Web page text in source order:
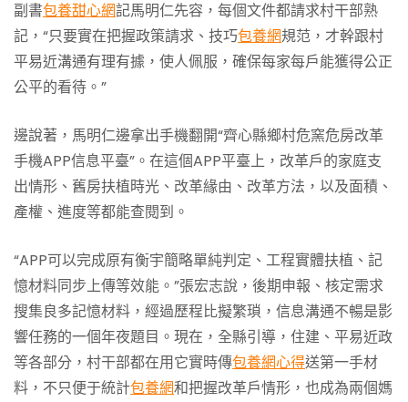
副書包養甜心網記馬明仁先容，每個文件都請求村干部熟
記，“只要實在把握政策請求、技巧包養網規范，才幹跟村
平易近溝通有理有據，使人佩服，確保每家每戶能獲得公正
公平的看待。”
邊說著，馬明仁邊拿出手機翻開“齊心縣鄉村危窯危房改革
手機APP信息平臺”。在這個APP平臺上，改革戶的家庭支
出情形、舊房扶植時光、改革緣由、改革方法，以及面積、
產權、進度等都能查閱到。
“APP可以完成原有衡宇簡略單純判定、工程實體扶植、記
憶材料同步上傳等效能。”張宏志說，後期申報、核定需求
搜集良多記憶材料，經過歷程比擬繁瑣，信息溝通不暢是影
響任務的一個年夜題目。現在，全縣引導，住建、平易近政
等各部分，村干部都在用它實時傳包養網心得送第一手材
料，不只便于統計包養網和把握改革戶情形，也成為兩個媽